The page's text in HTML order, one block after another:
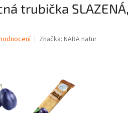
trubička SLAZENÁ,
Značka: NARA natur